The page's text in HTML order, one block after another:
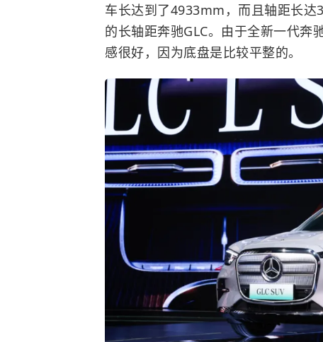
车长达到了4933mm，而且轴距长
的长轴距奔驰GLC。由于全新一代奔
感很好，因为底盘是比较平整的。